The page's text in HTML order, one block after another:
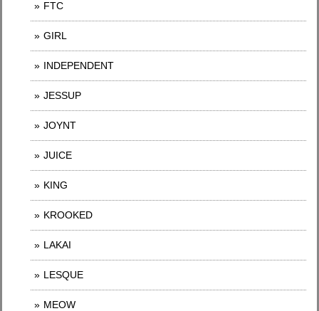
FTC
GIRL
INDEPENDENT
JESSUP
JOYNT
JUICE
KING
KROOKED
LAKAI
LESQUE
MEOW